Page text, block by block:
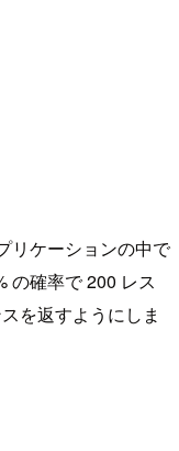
リケーションの中で
の確率で 200 レス
を返すようにしま